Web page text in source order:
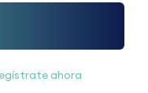
ahora